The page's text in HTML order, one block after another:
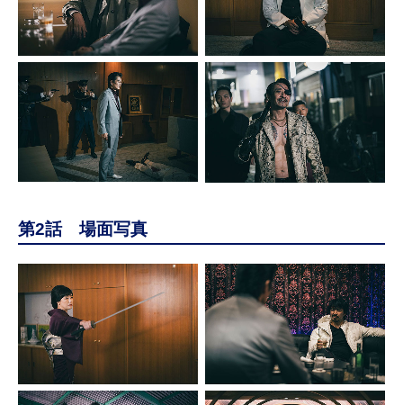
第2話 場面写真